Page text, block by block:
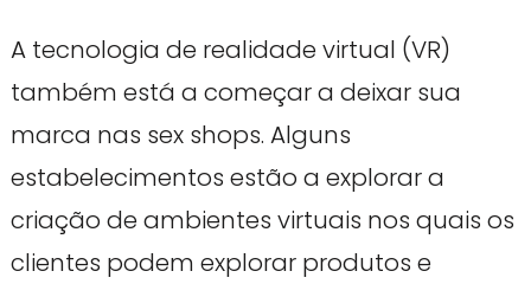
A tecnologia de realidade virtual (VR)
também está a começar a deixar sua
marca nas sex shops. Alguns
estabelecimentos estão a explorar a
criação de ambientes virtuais nos quais os
clientes podem explorar produtos e